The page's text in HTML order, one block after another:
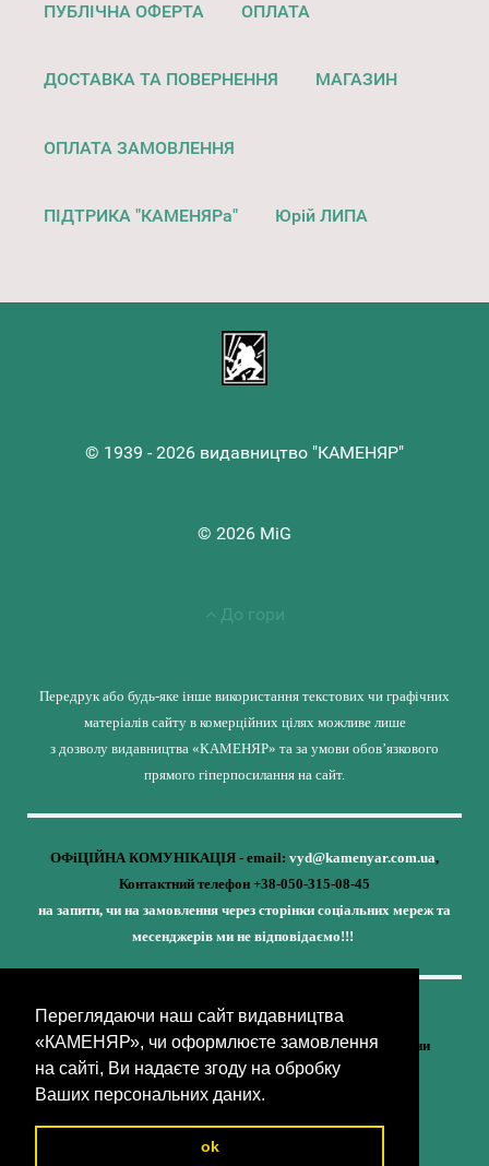
Переглядаючи наш сайт видавництва
«КАМЕНЯР», чи оформлюєте замовлення
на сайті, Ви надаєте згоду на обробку
Ваших персональних даних.
ok
ПУБЛІЧНА ОФЕРТА ОПЛАТА
ДОСТАВКА ТА ПОВЕРНЕННЯ МАГАЗИН
ОПЛАТА ЗАМОВЛЕННЯ
ПІДТРИКА "КАМЕНЯРа" Юрій ЛИПА
© 1939 - 2026 видавництво "КАМЕНЯР"
© 2026 MiG
До гори
Передрук або будь-яке інше використання текстових чи графічних
матеріалів сайту в комерційних цілях можливе лише
з дозволу видавництва «КАМЕНЯР» та за умови обов’язкового
прямого гіперпосилання на сайт.
ОФіЦІЙНА КОМУНІКАЦІЯ - email: vyd@kamenyar.com.ua,
Контактний телефон +38-050-315-08-45
на запити, чи на замовлення через сторінки соціальних мереж та
месенджерів ми не відповідаємо!!!
Кожне наше видання - це внесок у спротив,
у збереження ідентичності та неминучу перемогу України
(видавництво «КАМЕНЯР»)